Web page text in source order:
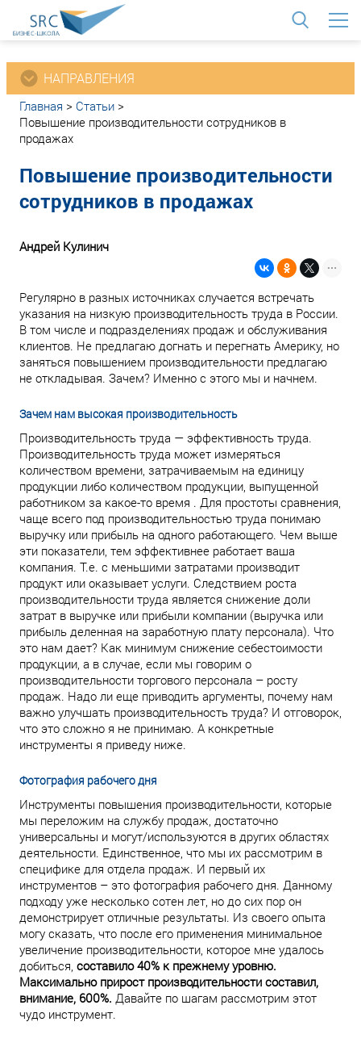
НАПРАВЛЕНИЯ
Главная > Статьи >
Повышение производительности сотрудников в
продажах
Повышение производительности
сотрудников в продажах
Андрей Кулинич
Регулярно в разных источниках случается встречать
указания на низкую производительность труда в России.
В том числе и подразделениях продаж и обслуживания
клиентов. Не предлагаю догнать и перегнать Америку, но
заняться повышением производительности предлагаю
не откладывая. Зачем? Именно с этого мы и начнем.
Зачем нам высокая производительность
Производительность труда — эффективность труда.
Производительность труда может измеряться
количеством времени, затрачиваемым на единицу
продукции либо количеством продукции, выпущенной
работником за какое-то время . Для простоты сравнения,
чаще всего под производительностью труда понимаю
выручку или прибыль на одного работающего. Чем выше
эти показатели, тем эффективнее работает ваша
компания. Т.е. с меньшими затратами производит
продукт или оказывает услуги. Следствием роста
производительности труда является снижение доли
затрат в выручке или прибыли компании (выручка или
прибыль деленная на заработную плату персонала). Что
это нам дает? Как минимум снижение себестоимости
продукции, а в случае, если мы говорим о
производительности торгового персонала – росту
продаж. Надо ли еще приводить аргументы, почему нам
важно улучшать производительность труда? И отговорок,
что это сложно я не принимаю. А конкретные
инструменты я приведу ниже.
Фотография рабочего дня
Инструменты повышения производительности, которые
мы переложим на службу продаж, достаточно
универсальны и могут/используются в других областях
деятельности. Единственное, что мы их рассмотрим в
специфике для отдела продаж. И первый их
инструментов – это фотография рабочего дня. Данному
подходу уже несколько сотен лет, но до сих пор он
демонстрирует отличные результаты. Из своего опыта
могу сказать, что после его применения минимальное
увеличение производительности, которое мне удалось
добиться, составило 40% к прежнему уровню.
Максимально прирост производительности составил,
внимание, 600%. Давайте по шагам рассмотрим этот
чудо инструмент.